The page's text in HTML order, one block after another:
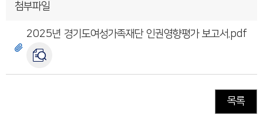
첨부파일
2025년 경기도여성가족재단 인권영향평가 보고서.pdf
목록